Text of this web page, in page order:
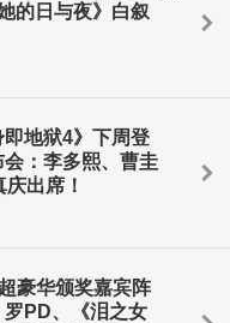
的日与夜》白叙
地狱4》下周登
：李多熙、曹圭
出席！
豪华颁奖嘉宾阵
PD、《泪之女